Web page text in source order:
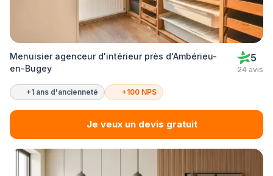
Menuisier agenceur d'intérieur près d'Ambérieu-
en-Bugey
5
24 avis
+1 ans d'ancienneté +100 NPS
Je veux un devis gratuit